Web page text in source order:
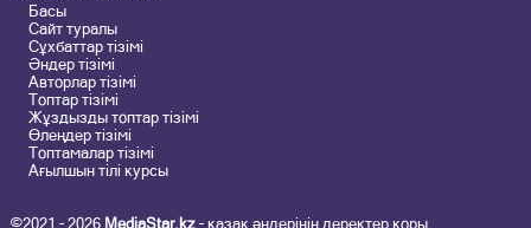
Басы
Сайт туралы
Сұхбаттар тізімі
Әндер тізімі
Авторлар тізімі
Топтар тізімі
Жұздызды топтар тізімі
Өлеңдер тізімі
Топтамалар тізімі
Ағылшын тілі курсы
©2021 - 2026 MediaStar.kz– қазақ әндерінің деректер қоры